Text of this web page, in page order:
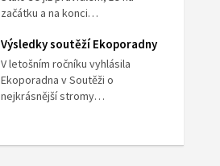
začátku a na konci…
Výsledky soutěží Ekoporadny
V letošním ročníku vyhlásila
Ekoporadna v Soutěži o
nejkrásnější stromy…